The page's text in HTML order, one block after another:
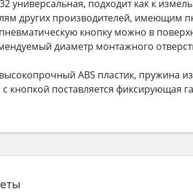
универсальная, подходит как к
других производителей, имеющим
кнопку можно в
диаметр монтажного
ABS пластик, пружина
с кнопкой поставляется фиксирующая